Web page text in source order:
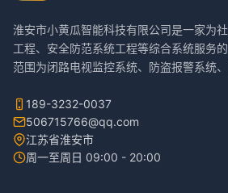
淮安市小黄瓜智能科技有限公司是一家为
工程、安全防范系统工程等综合系统服务
范围为闭路电视监控系统、防盗报警系统
189-3232-0037
506715766@qq.com
江苏省淮安市
周一至周日 09:00 - 20:00